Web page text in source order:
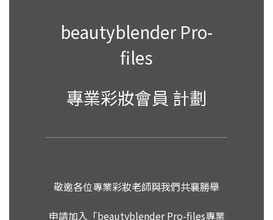
beautyblender Pro-
files
專業彩妝會員 計劃
敬邀各位專業彩妝老師與我們共襄勝舉
申請加入「beautyblender Pro-files專業